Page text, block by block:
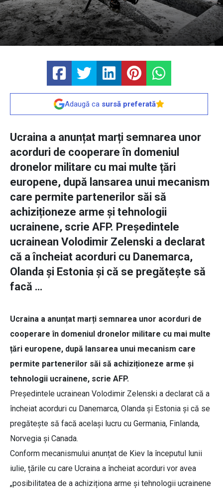
Adaugă ca sursă preferată
Ucraina a anunțat marți semnarea unor
acorduri de cooperare în domeniul
dronelor militare cu mai multe țări
europene, după lansarea unui mecanism
care permite partenerilor săi să
achiziționeze arme și tehnologii
ucrainene, scrie AFP. Președintele
ucrainean Volodimir Zelenski a declarat
că a încheiat acorduri cu Danemarca,
Olanda și Estonia și că se pregătește să
facă …
Ucraina a anunțat marți semnarea unor acorduri de
cooperare în domeniul dronelor militare cu mai multe
țări europene, după lansarea unui mecanism care
permite partenerilor săi să achiziționeze arme și
tehnologii ucrainene, scrie AFP.
Președintele ucrainean Volodimir Zelenski a declarat că a
încheiat acorduri cu Danemarca, Olanda și Estonia și că se
pregătește să facă același lucru cu Germania, Finlanda,
Norvegia și Canada.
Conform mecanismului anunțat de Kiev la începutul lunii
iulie, țările cu care Ucraina a încheiat acorduri vor avea
„posibilitatea de a achiziționa arme și tehnologii ucrainene